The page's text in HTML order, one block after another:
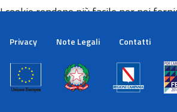
Privacy Note Legali Contatti
I cookie rendono più facile per noi
cookie.
Maggiori informazioni